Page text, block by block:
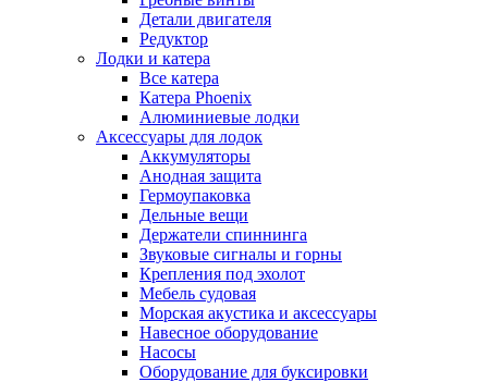
Детали двигателя
Редуктор
Лодки и катера
Все катера
Катера Phoenix
Алюминиевые лодки
Аксессуары для лодок
Аккумуляторы
Анодная защита
Гермоупаковка
Дельные вещи
Держатели спиннинга
Звуковые сигналы и горны
Крепления под эхолот
Мебель судовая
Морская акустика и аксессуары
Навесное оборудование
Насосы
Оборудование для буксировки